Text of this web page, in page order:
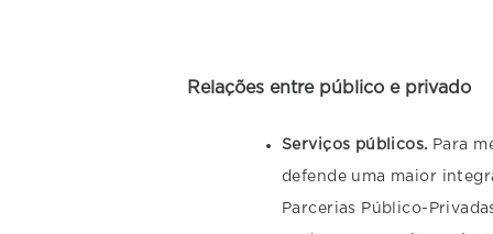
Relações entre público e privado
Serviços públicos. Para
defende uma maior
Parcerias Público-